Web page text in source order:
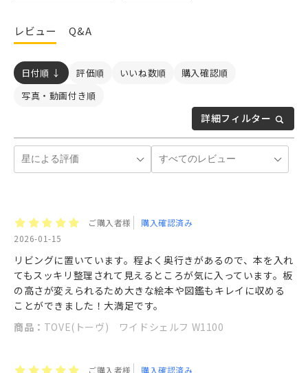
レビュー Q&A
詳細フィルター
日付順 ↓ 評価順 いいね数順
購入確認順
写真・動画付き順
ご購入者様
購入確認済み
2026-01-15
リビングに置いています。程よく奥行きがあるので、本を入れ
てもスッキリ整理されて見えるところが気に入っています。板
の高さが変えられるため大きな絵本や図鑑もキレイに収める
ことができました！大満足です。
商品： TOVE(トーヴ) ワイドシェルフ W1100
ご購入者様 購入確認済み